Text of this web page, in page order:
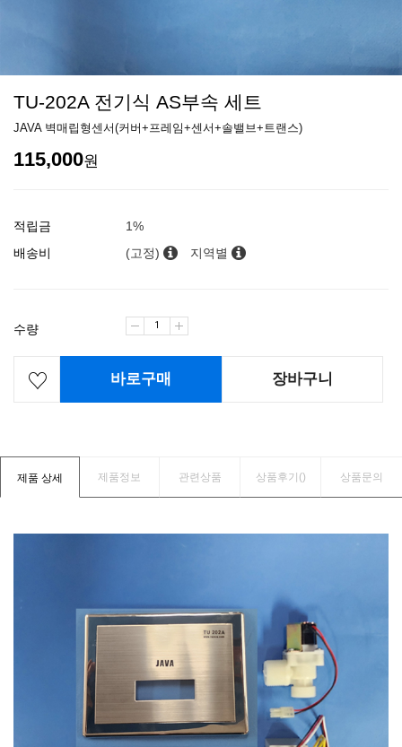
TU-202A 전기식 AS부속 세트
JAVA 벽매립형센서(커버+프레임+센서+솔밸브+트랜스)
115,000원
적립금
1%
배송비
(고정) 지역별
수량
바로구매 장바구니
제품 상세 제품정보 관련상품 상품후기() 상품문의